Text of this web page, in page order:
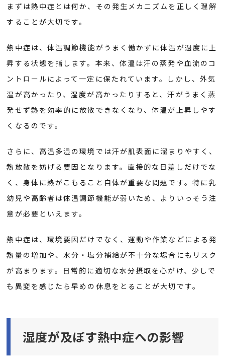
まずは熱中症とは何か、その発生メカニズムを正しく理解
することが大切です。
熱中症は、体温調節機能がうまく働かずに体温が過度に上
昇する状態を指します。本来、体温は汗の蒸発や血流のコ
ントロールによって一定に保たれています。しかし、外気
温が高かったり、湿度が高かったりすると、汗がうまく蒸
発せず熱を効率的に放散できなくなり、体温が上昇しやす
くなるのです。
さらに、高温多湿の環境では汗が肌表面に溜まりやすく、
熱放散を妨げる要因となります。直接的な日差しだけでな
く、身体に熱がこもること自体が重要な問題です。特に乳
幼児や高齢者は体温調節機能が弱いため、よりいっそう注
意が必要といえます。
熱中症は、環境要因だけでなく、運動や作業などによる発
熱量の増加や、水分・塩分補給が不十分な場合にもリスク
が高まります。日常的に適切な水分摂取を心がけ、少しで
も異変を感じたら早めの休息をとることが大切です。
湿度が及ぼす熱中症への影響